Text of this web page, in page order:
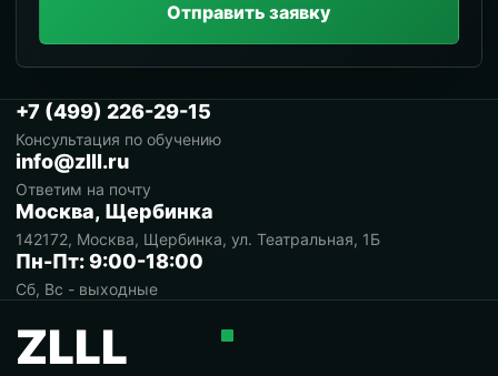
Отправить заявку
+7 (499) 226-29-15
Консультация по обучению
info@zlll.ru
Ответим на почту
Москва, Щербинка
142172, Москва, Щербинка, ул. Театральная, 1Б
Пн-Пт: 9:00-18:00
Сб, Вс - выходные
ZLLL